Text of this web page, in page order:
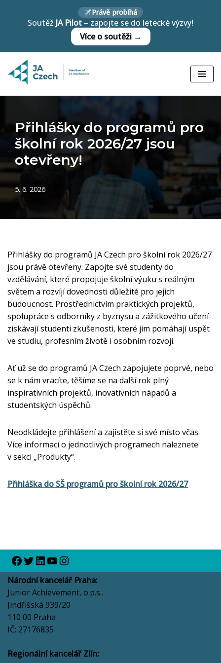
Přeskočit
obsah
Právě probíhá
Soutěž JA Pilot – zapojte se do letecké výzvy!
Více o soutěži →
Přihlášky do programů pro
školní rok 2026/27 jsou
otevřeny!
5. 6. 2026
Přihlášky do programů JA Czech pro školní rok 2026/27
jsou právě otevřeny. Zapojte své studenty do
vzdělávání, které propojuje školní výuku s reálným
světem a rozvíjí dovednosti důležité pro jejich
budoucnost. Prostřednictvím praktických projektů,
spolupráce s odborníky z byznysu a zážitkového učení
získávají studenti zkušenosti, které jim pomáhají uspět
ve studiu, profesním životě i osobním rozvoji.
Ať už se do programů JA Czech zapojujete poprvé, nebo
se k nám vracíte, těšíme se na další rok plný
inspirativních projektů, inovativních nápadů a
studentských úspěchů.
Neodkládejte přihlášení a zajistěte si své místo včas.
Více informací o jednotlivých programech naleznete
v sekci „Produkty“.
Přihláška do SŠ programů pro školní rok 2026/27
Národní kancelář Praha:
Junior Achievement, o.p.s..
Jindřišská 939/20
110 00 Praha
IČ: 27176835
Regionální kancelář Zlín: